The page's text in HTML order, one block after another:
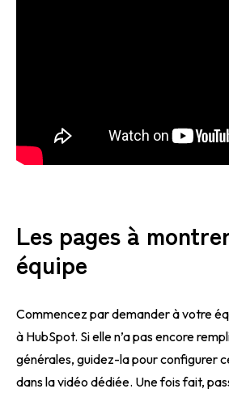
Les pages à
équipe
Commencez par demander à votre
à HubSpot. Si elle n’a pas encore
générales, guidez-la pour configurer
dans la vidéo dédiée. Une fois fait,